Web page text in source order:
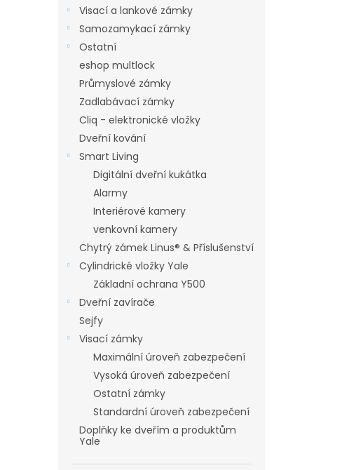
Visací a lankové zámky
Samozamykací zámky
Ostatní
eshop multlock
Průmyslové zámky
Zadlabávací zámky
Cliq - elektronické vložky
Dveřní kování
Smart Living
Digitální dveřní kukátka
Alarmy
Interiérové kamery
venkovní kamery
Chytrý zámek Linus® & Příslušenství
Cylindrické vložky Yale
Základní ochrana Y500
Dveřní zavírače
Sejfy
Visací zámky
Maximální úroveň zabezpečení
Vysoká úroveň zabezpečení
Ostatní zámky
Standardní úroveň zabezpečení
Doplňky ke dveřím a produktům
Yale